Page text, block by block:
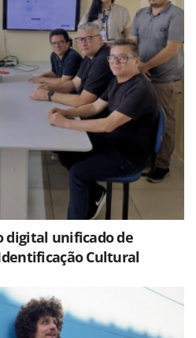
digital unificado de
Cultural